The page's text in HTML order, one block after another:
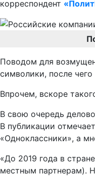
корреспондент
Поводом для
символики, после
Впрочем, вскоре
В свою очередь
В публикации
«Одноклассники», а
«До 2019 года в
местным партнерам).